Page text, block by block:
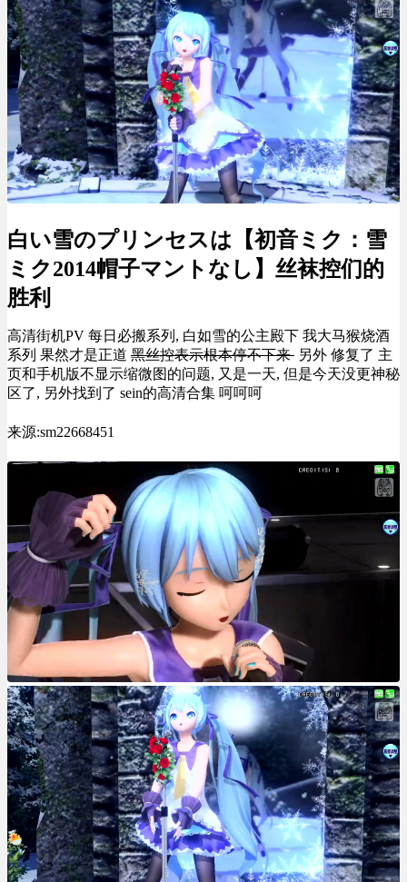
白い雪のプリンセスは【初音ミク：雪
ミク2014帽子マントなし】丝袜控们的
胜利
高清街机PV 每日必搬系列, 白如雪的公主殿下 我大马猴烧酒
系列 果然才是正道 黑丝控表示根本停不下来 另外 修复了 主
页和手机版不显示缩微图的问题, 又是一天, 但是今天没更神秘
区了, 另外找到了 sein的高清合集 呵呵呵
来源:sm22668451